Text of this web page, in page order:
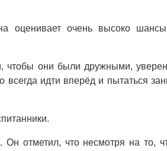
оценивает очень высоко
чтобы они были дружными,
идти вперёд и пытаться
Он отметил, что несмотря на то,